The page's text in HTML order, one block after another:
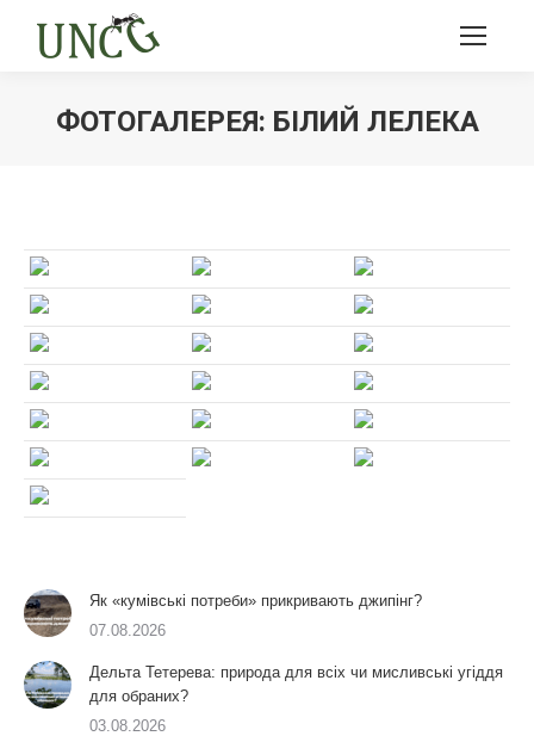
ФОТОГАЛЕРЕЯ: БІЛИЙ ЛЕЛЕКА
Як «кумівські потреби» прикривають джипінг?
07.08.2026
Дельта Тетерева: природа для всіх чи мисливські угіддя
для обраних?
03.08.2026